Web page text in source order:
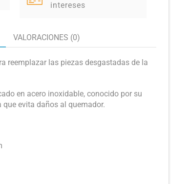
intereses
VALORACIONES (0)
reemplazar las piezas desgastadas de la
en acero inoxidable, conocido por su
evita daños al quemador.